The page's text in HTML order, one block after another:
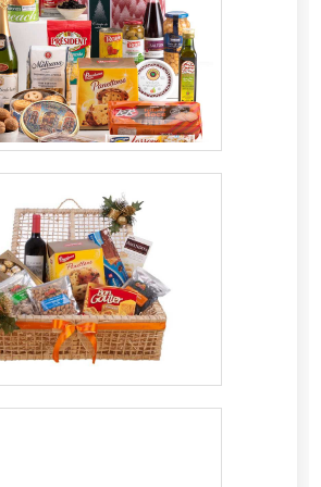
criar aos parceiros uma
de alta qualidade
as atividades; Estrutura
todas as demandas;
ponta. Tudo para oferecer
excelente custo-benefício.
sobre cesta básica para
se buscar uma empresa
e serviços com ótima
pequenos detalhes, mas
para saber a procedência e
por esses e outros
Casa da Cesta Básica é
falamos do segmento de